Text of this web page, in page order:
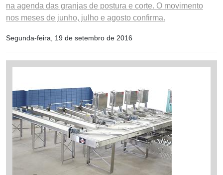
na agenda das granjas de postura e corte. O movimento
nos meses de junho, julho e agosto confirma.
Segunda-feira, 19 de setembro de 2016